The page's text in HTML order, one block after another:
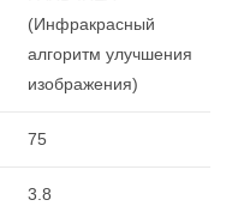
(Инфракрасный
алгоритм улучшения
изображения)
75
3.8